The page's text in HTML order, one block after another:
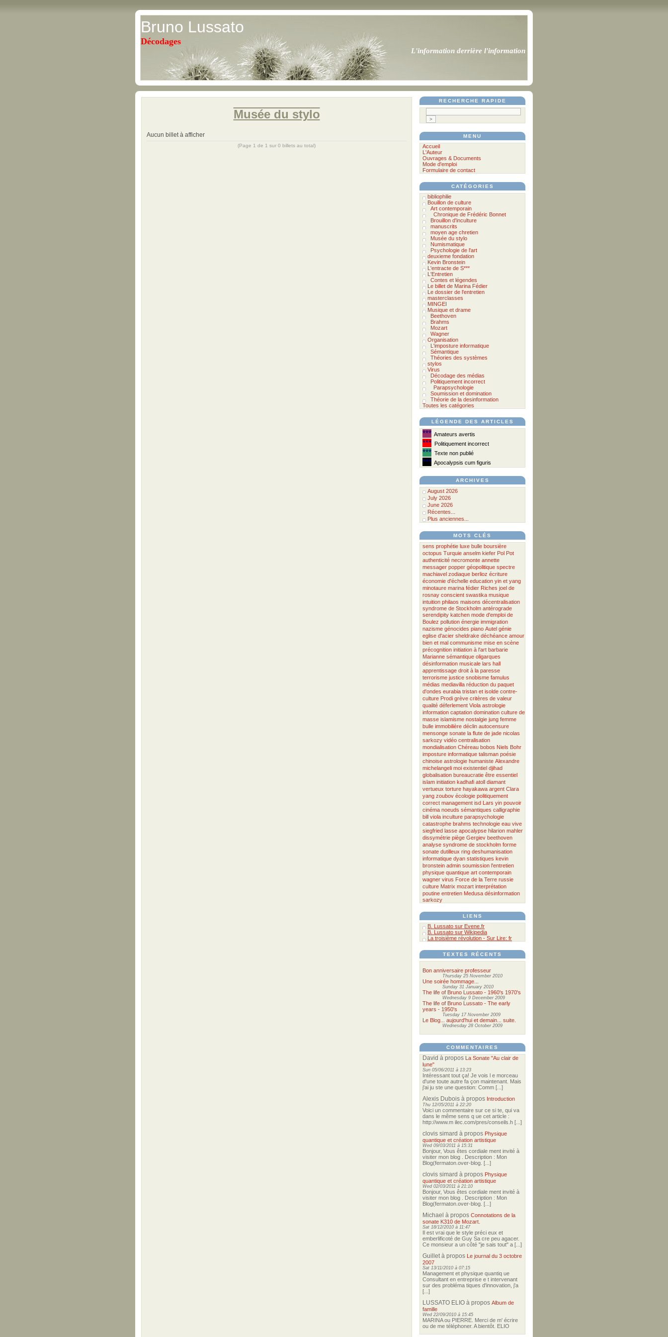
Bruno Lussato
Décodages
L'information derrière l'information
Musée du stylo
Aucun billet à afficher
(Page 1 de 1 sur 0 billets au total)
RECHERCHE RAPIDE
MENU
Accueil
L'Auteur
Ouvrages & Documents
Mode d'emploi
Formulaire de contact
CATÉGORIES
bibliophilie
Bouillon de culture
Art contemporain
Chronique de Frédéric Bonnet
Brouillon d'inculture
manuscrits
moyen age chretien
Musée du stylo
Numismatique
Psychologie de l'art
deuxieme fondation
Kevin Bronstein
L'entracte de S***
L'Entretien
Contes et légendes
Le billet de Marina Fédier
Le dossier de l'entretien
masterclasses
MINGEI
Musique et drame
Beethoven
Brahms
Mozart
Wagner
Organisation
L'imposture informatique
Sémantique
Théories des systèmes
stylos
Virus
Décodage des médias
Politiquement incorrect
Parapsychologie
Soumission et domination
Théorie de la desinformation
Toutes les catégories
LÉGENDE DES ARTICLES
*** Amateurs avertis
*** Politiquement incorrect
*** Texte non publié
*** Apocalypsis cum figuris
ARCHIVES
August 2026
July 2026
June 2026
Récentes...
Plus anciennes...
MOTS CLÉS
sens prophétie luxe bulle boursière
octopus Turquie anselm kiefer Pol Pot
authenticité necromonte annette
messager popper géopolitique spectre
machiavel zodiaque berlioz écriture
économie d'échelle education yin et yang
minotaure marina fédier Riches joel de
rosnay conscient swastika musique
intuition philaos maisons décentralisation
syndrome de Stockholm antérograde
serendipity katchen mode d'emploi de
Boulez pollution énergie immigration
nazisme génocides piano Autel génie
eglise d'acier sheldrake déchéance amour
bien et mal communisme mise en scène
précognition initiation à l'art barbarie
Marianne sémantique oligarques
désinformation musicale lars hall
apprentissage droit à la paresse
terrorisme justice snobisme famulus
médias mediavilla réduction du paquet
d'ondes eurabia tristan et isolde contre-
culture Prodi grève critères de valeur
qualité déferlement Viola astrologie
information captation domination culture de
masse islamisme nostalgie jung femme
bulle immobilière déclin autocensure
mensonge sonate la flute de jade nicolas
sarkozy vidéo centralisation
mondialisation Chéreau bobos Niels Bohr
imposture informatique talisman poésie
chinoise astrologie humaniste Alexandre
michelangeli moi existentiel djihad
globalisation bureaucratie être essentiel
islam initiation kadhafi atoll diamant
vertueux torture hayakawa argent Clara
yang zoubov écologie politiquement
correct management isd Lars yin pouvoir
cinéma noeuds sémantiques calligraphie
bill viola inculture parapsychologie
catastrophe brahms technologie eau vive
siegfried lasse apocalypse hilarion mahler
dissymétrie piège Gergiev beethoven
analyse syndrome de stockholm forme
sonate dutilleux ring deshumanisation
informatique dyan statistiques kevin
bronstein admin soumission l'entretien
physique quantique art contemporain
wagner virus Force de la Terre russie
culture Matrix mozart interprétation
poutine entretien Medusa désinformation
sarkozy
LIENS
B. Lussato sur Evene.fr
B. Lussato sur Wikipedia
La troisième révolution - Sur Lire: fr
TEXTES RÉCENTS
Bon anniversaire professeur
Thursday 25 November 2010
Une soirée hommage...
Sunday 31 January 2010
The life of Bruno Lussato - 1960's 1970's
Wednesday 9 December 2009
The life of Bruno Lussato - The early
years - 1950's
Tuesday 17 November 2009
Le Blog... aujourd'hui et demain... suite.
Wednesday 28 October 2009
COMMENTAIRES
David à propos La Sonate "Au clair de
lune"
Sun 05/06/2011 à 13:23
Intéressant tout ça! Je vois l e morceau
d'une toute autre fa çon maintenant. Mais
j'ai ju ste une question: Comm [...]
Alexis Dubois à propos Introduction
Thu 12/05/2011 à 22:20
Voici un commentaire sur ce si te, qui va
dans le même sens q ue cet article :
http://www.m ilec.com/pres/conseils.h [...]
clovis simard à propos Physique
quantique et création artistique
Wed 09/03/2011 à 15:31
Bonjour, Vous êtes cordiale ment invité à
visiter mon blog . Description : Mon
Blog(fermaton.over-blog. [...]
clovis simard à propos Physique
quantique et création artistique
Wed 02/03/2011 à 21:10
Bonjour, Vous êtes cordiale ment invité à
visiter mon blog . Description : Mon
Blog(fermaton.over-blog. [...]
Michael à propos Connotations de la
sonate K310 de Mozart.
Sat 18/12/2010 à 11:47
Il est vrai que le style préci eux et
emberlificoté de Guy Sa cre peu agacer.
Ce monsieur a un côté "je sais tout" a [...]
Guilletà propos Le journal du 3 octobre
2007
Sat 13/11/2010 à 07:15
Management et physique quantiq ue
Consultant en entreprise e t intervenant
sur des probléma tiques d'innovation, j'a
[...]
LUSSATO ELIO à propos Album de
famille
Wed 22/09/2010 à 15:45
MARINA ou PIERRE. Merci de m' écrire
ou de me téléphoner. A bientôt. ELIO